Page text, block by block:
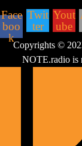
Face
boo
k
Twit
ter
Yout
ube
Copyrights ©
NOTE.radio is